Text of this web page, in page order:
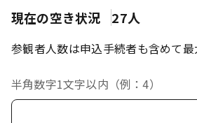
現在の空き状況 27人
参観者人数は申込手続者も含めて最
半角数字1文字以内（例：4）